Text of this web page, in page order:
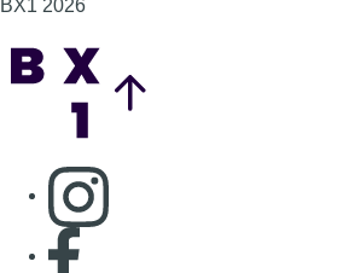
S'abonner à notre newsletter
Connaître BX1
Publicité
Offres d'emploi
Contact